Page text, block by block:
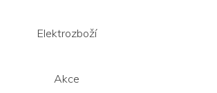
Elektrozboží
Akce